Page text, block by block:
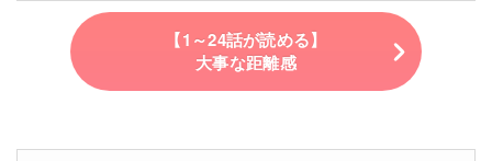
【1～24話が読める】
大事な距離感